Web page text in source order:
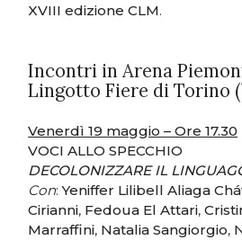
XVIII edizione CLM.
Incontri in Arena
Lingotto Fiere di Torino
Venerdì 19 maggio – Ore 17.30
VOCI ALLO SPECCHIO
DECOLONIZZARE IL
Con:Yeniffer Lilibell Aliaga
Cirianni, Fedoua El Attari,
Marraffini, Natalia Sangiorgio,